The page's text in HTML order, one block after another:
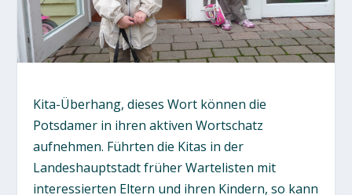
Kita-Überhang, dieses Wort können die
Potsdamer in ihren aktiven Wortschatz
aufnehmen. Führten die Kitas in der
Landeshauptstadt früher Wartelisten mit
interessierten Eltern und ihren Kindern, so kann